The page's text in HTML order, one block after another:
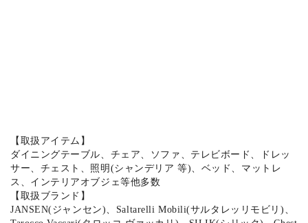
【取扱アイテム】
ダイニングテーブル、チェア、ソファ、テレビボード、ドレッ
サー、チェスト、照明(シャンデリア 等)、ベッド、マットレ
ス、インテリアオブジェ等他多数
【取扱ブランド】
JANSEN(ジャンセン)、Saltarelli Mobili(サルタレッリモビリ)、